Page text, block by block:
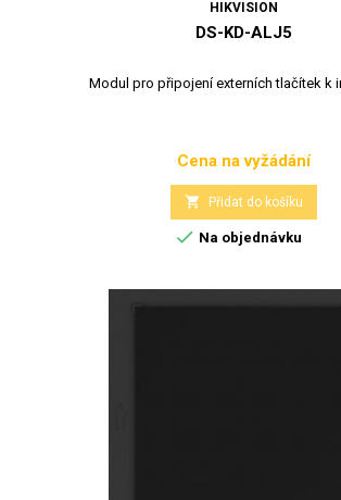
HIKVISION
DS-KD-ALJ5
Modul pro připojení externích tlačítek k
Cena
Cena na vyžádání
 Přidat do košíku
 Na objednávku